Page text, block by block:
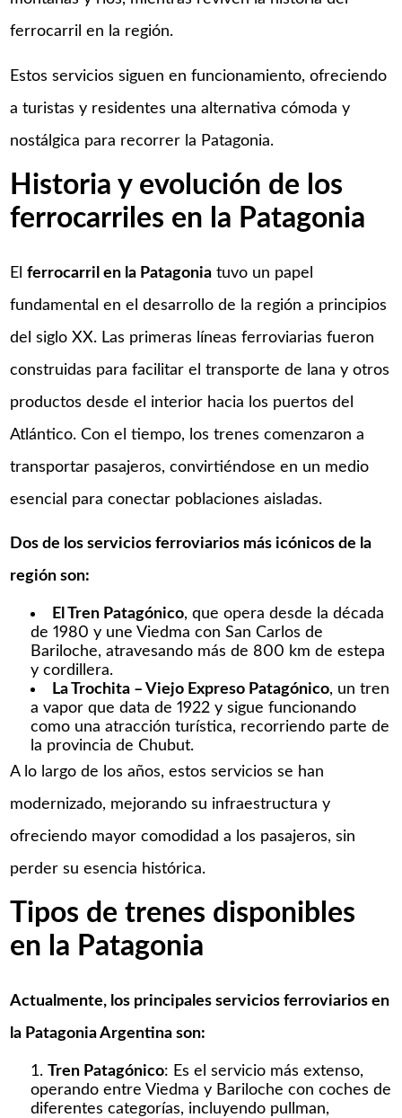
ferrocarril en la región.
Estos servicios siguen en funcionamiento, ofreciendo
a turistas y residentes una alternativa cómoda y
nostálgica para recorrer la Patagonia.
Historia y evolución de los
ferrocarriles en la Patagonia
Elferrocarril en la Patagonia tuvo un papel
fundamental en el desarrollo de la región a principios
del siglo XX. Las primeras líneas ferroviarias fueron
construidas para facilitar el transporte de lana y otros
productos desde el interior hacia los puertos del
Atlántico. Con el tiempo, los trenes comenzaron a
transportar pasajeros, convirtiéndose en un medio
esencial para conectar poblaciones aisladas.
Dos de los servicios ferroviarios más icónicos de la
región son:
El Tren Patagónico, que opera desde la década
de 1980 y une Viedma con San Carlos de
Bariloche, atravesando más de 800 km de estepa
y cordillera.
La Trochita – Viejo Expreso Patagónico, un tren
a vapor que data de 1922 y sigue funcionando
como una atracción turística, recorriendo parte de
la provincia de Chubut.
A lo largo de los años, estos servicios se han
modernizado, mejorando su infraestructura y
ofreciendo mayor comodidad a los pasajeros, sin
perder su esencia histórica.
Tipos de trenes disponibles
en la Patagonia
Actualmente, los principales servicios ferroviarios en
la Patagonia Argentina son:
Tren Patagónico: Es el servicio más extenso,
operando entre Viedma y Bariloche con coches de
diferentes categorías, incluyendo pullman,